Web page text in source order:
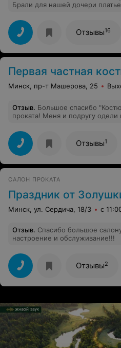
Брали для нашей дочери
отношение и цена.
понравилось на сайте и всё,
заняло буквально полчасика.
ещё раз к вам обращаться.
Отзывы16
Первая частная
Минск, пр-т Машерова, 25
Отзыв. Большое спасибо
проката! Меня и подругу
высоте! И совсем недорого)))
Отзывы1
САЛОН ПРОКАТА
Праздник от
Минск, ул. Сердича, 18/3 с
Отзыв. Спасибо большое
настроение и обслуживание!!!
Отзывы2